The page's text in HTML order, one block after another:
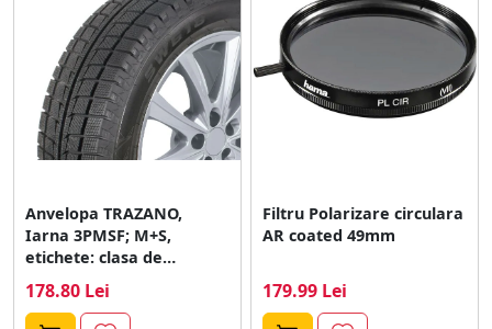
Anvelopa TRAZANO,
Iarna 3PMSF; M+S,
etichete: clasa de
178.80 Lei
Filtru Polarizare circulara
AR coated 49mm
179.99 Lei